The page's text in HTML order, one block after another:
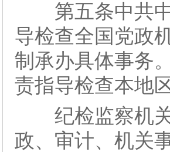
第五条中共中
导检查全国党政
制承办具体事务
责指导检查本地
纪检监察机关
政、审计、机关